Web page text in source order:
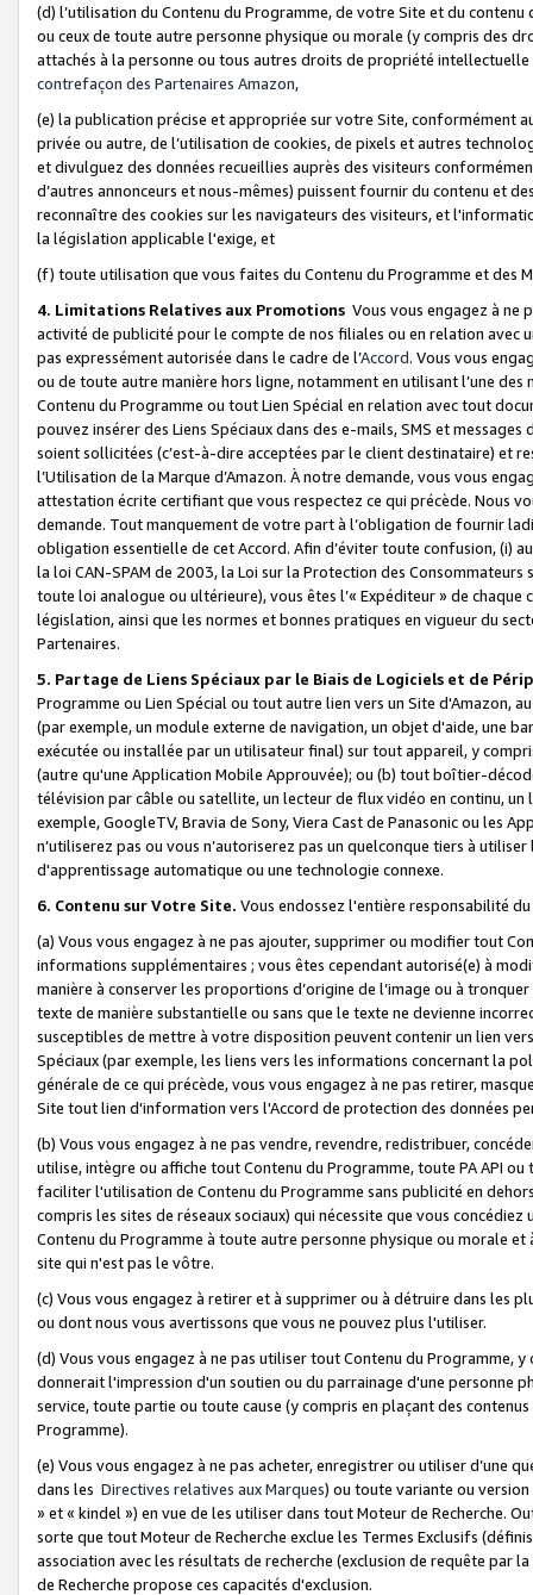
(d) l’utilisation du Contenu du Programme, de votre Site et du
ou ceux de toute autre personne physique ou morale (y compris des
attachés à la personne ou tous autres droits de propriété
contrefaçon des Partenaires Amazon,
(e) la publication précise et appropriée sur votre Site, conformément
privée ou autre, de l’utilisation de cookies, de pixels et autres
et divulguez des données recueillies auprès des visiteurs
d’autres annonceurs et nous-mêmes) puissent fournir du contenu et
reconnaître des cookies sur les navigateurs des visiteurs, et
la législation applicable l'exige, et
(f) toute utilisation que vous faites du Contenu du Programme et des
4. Limitations Relatives aux Promotions Vous vous engagez à ne
activité de publicité pour le compte de nos filiales ou en relation avec
pas expressément autorisée dans le cadre de l’Accord. Vous vous
ou de toute autre manière hors ligne, notamment en utilisant l’une
Contenu du Programme ou tout Lien Spécial en relation avec tout
pouvez insérer des Liens Spéciaux dans des e-mails, SMS et
soient sollicitées (c’est-à-dire acceptées par le client destinataire) et
l’Utilisation de la Marque d’Amazon. À notre demande, vous vous
attestation écrite certifiant que vous respectez ce qui précède. Nous
demande. Tout manquement de votre part à l’obligation de fournir
obligation essentielle de cet Accord. Afin d’éviter toute confusion, (i)
la loi CAN-SPAM de 2003, la Loi sur la Protection des
toute loi analogue ou ultérieure), vous êtes l’« Expéditeur » de
législation, ainsi que les normes et bonnes pratiques en vigueur du
Partenaires.
5. Partage de Liens Spéciaux par le Biais de Logiciels et de
Programme ou Lien Spécial ou tout autre lien vers un Site d'Amazon,
(par exemple, un module externe de navigation, un objet d'aide, une
exécutée ou installée par un utilisateur final) sur tout appareil, y
(autre qu'une Application Mobile Approuvée); ou (b) tout boîtier-
télévision par câble ou satellite, un lecteur de flux vidéo en continu,
exemple, GoogleTV, Bravia de Sony, Viera Cast de Panasonic ou les
n’utiliserez pas ou vous n’autoriserez pas un quelconque tiers à
d'apprentissage automatique ou une technologie connexe.
6. Contenu sur Votre Site. Vous endossez l'entière responsabilité
(a) Vous vous engagez à ne pas ajouter, supprimer ou modifier tout
informations supplémentaires ; vous êtes cependant autorisé(e) à
manière à conserver les proportions d’origine de l’image ou à
texte de manière substantielle ou sans que le texte ne devienne
susceptibles de mettre à votre disposition peuvent contenir un lien
Spéciaux (par exemple, les liens vers les informations concernant la
générale de ce qui précède, vous vous engagez à ne pas retirer,
Site tout lien d'information vers l'Accord de protection des données
(b) Vous vous engagez à ne pas vendre, revendre, redistribuer,
utilise, intègre ou affiche tout Contenu du Programme, toute PA API
faciliter l'utilisation de Contenu du Programme sans publicité en
compris les sites de réseaux sociaux) qui nécessite que vous
Contenu du Programme à toute autre personne physique ou morale
site qui n'est pas le vôtre.
(c) Vous vous engagez à retirer et à supprimer ou à détruire dans les
ou dont nous vous avertissons que vous ne pouvez plus l'utiliser.
(d) Vous vous engagez à ne pas utiliser tout Contenu du Programme,
donnerait l'impression d'un soutien ou du parrainage d'une personne
service, toute partie ou toute cause (y compris en plaçant des
Programme).
(e) Vous vous engagez à ne pas acheter, enregistrer ou utiliser d’une
dans les Directives relatives aux Marques) ou toute variante ou
» et « kindel ») en vue de les utiliser dans tout Moteur de Recherche.
sorte que tout Moteur de Recherche exclue les Termes Exclusifs
association avec les résultats de recherche (exclusion de requête
de Recherche propose ces capacités d'exclusion.